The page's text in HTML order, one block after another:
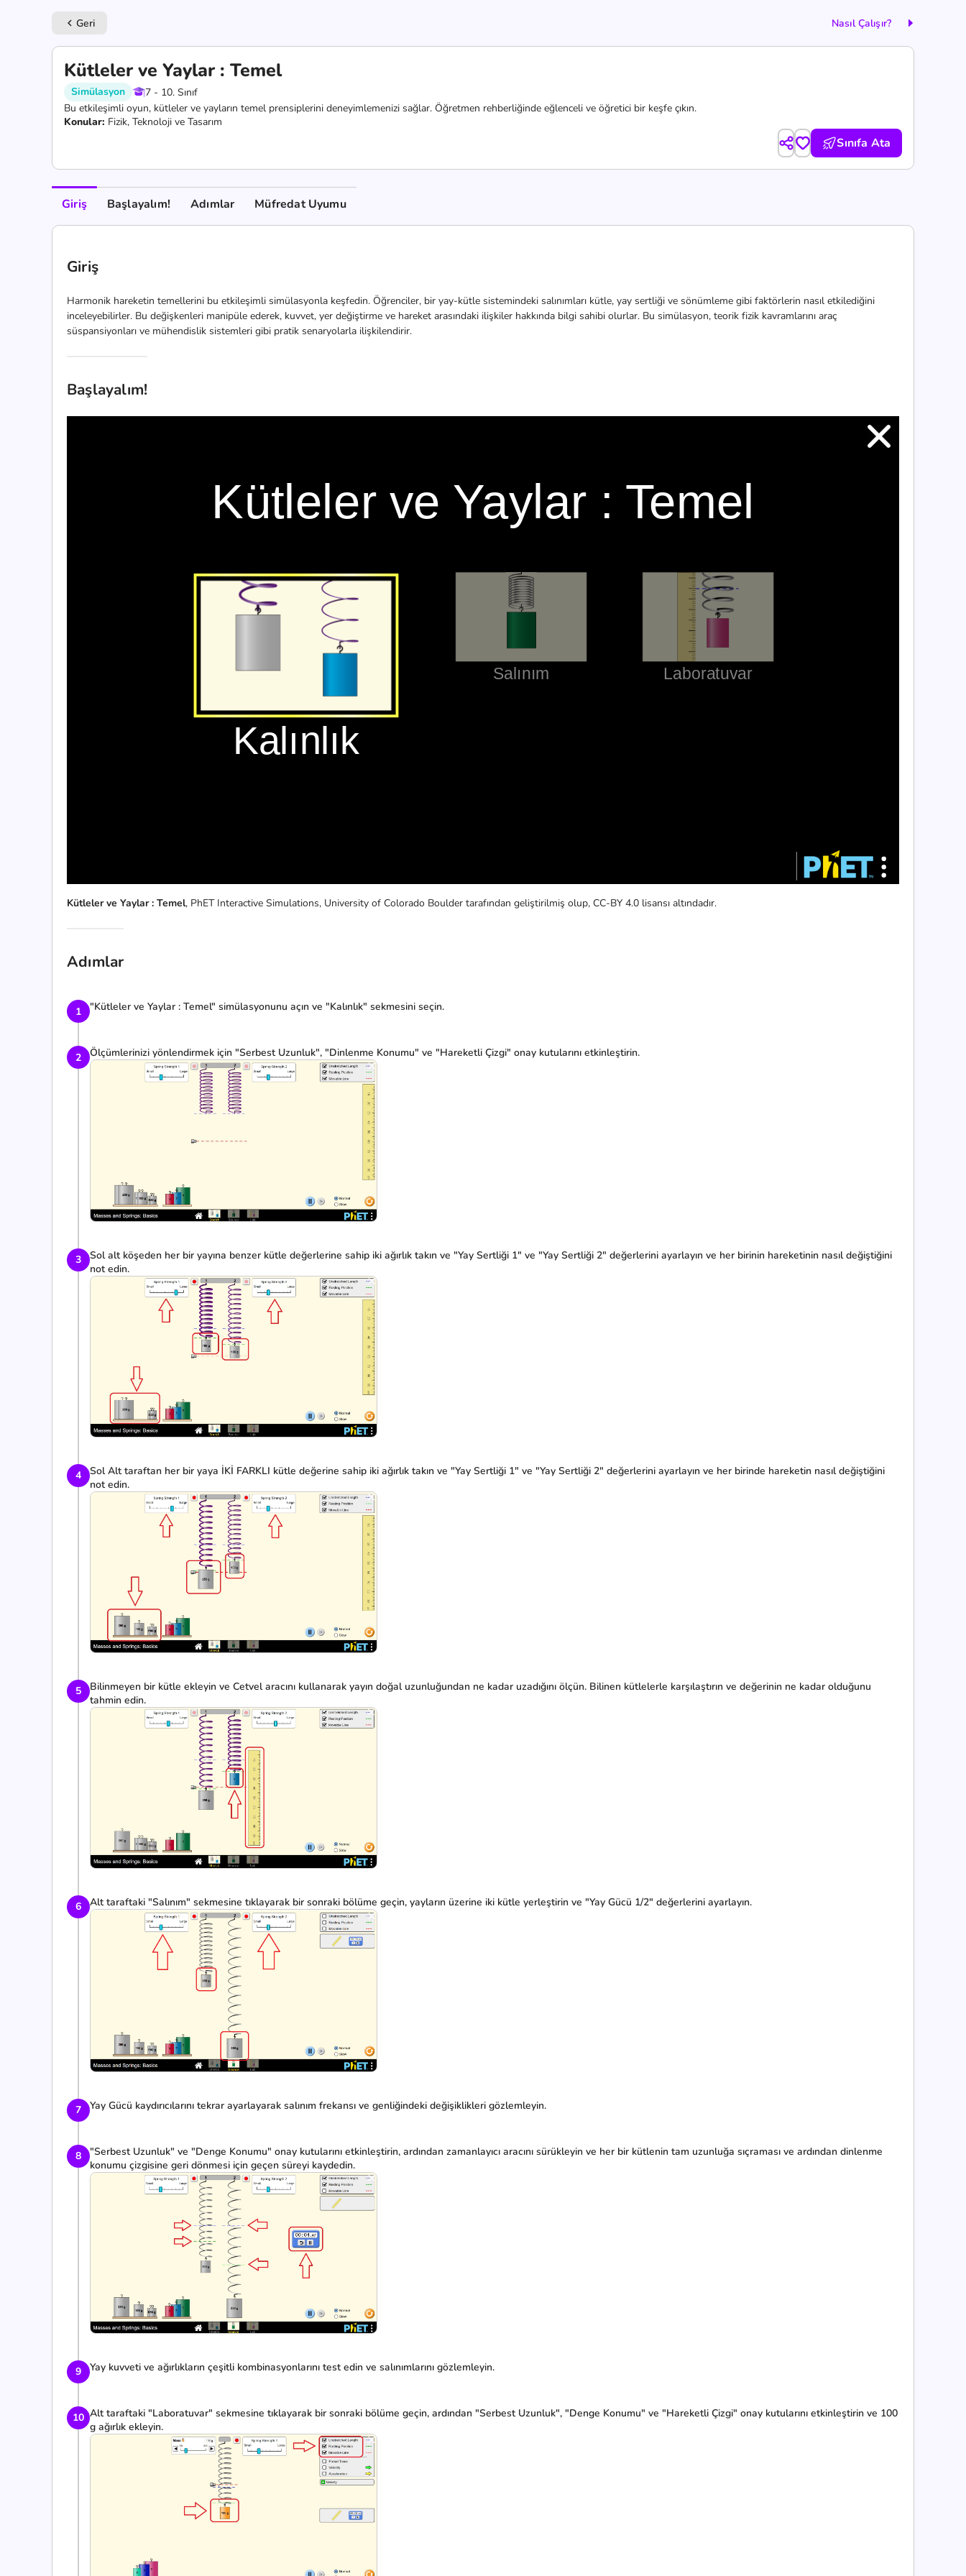
keyboard_arrow_left Geri Nasıl Çalışır?
Kütleler ve Yaylar : Temel
Simülasyon
7 - 10. Sınıf
Bu etkileşimli oyun, kütleler ve yayların temel prensiplerini deneyimlemenizi sağlar. Öğretmen rehberliğinde eğlenceli ve öğretici bir keşfe çıkın.
Konular: Fizik, Teknoloji ve Tasarım
Sınıfa Ata
Giriş Başlayalım! Adımlar Müfredat Uyumu
Giriş
Harmonik hareketin temellerini bu etkileşimli simülasyonla keşfedin. Öğrenciler, bir yay-kütle sistemindeki salınımları kütle, yay sertliği ve sönümleme gibi faktörlerin nasıl etkilediğini
inceleyebilirler. Bu değişkenleri manipüle ederek, kuvvet, yer değiştirme ve hareket arasındaki ilişkiler hakkında bilgi sahibi olurlar. Bu simülasyon, teorik fizik kavramlarını araç
süspansiyonları ve mühendislik sistemleri gibi pratik senaryolarla ilişkilendirir.
Başlayalım!
Kütleler ve Yaylar : Temel, PhET Interactive Simulations, University of Colorado Boulder tarafından geliştirilmiş olup, CC-BY 4.0 lisansı altındadır.
Adımlar
1 "Kütleler ve Yaylar : Temel" simülasyonunu açın ve "Kalınlık" sekmesini seçin.
2 Ölçümlerinizi yönlendirmek için "Serbest Uzunluk", "Dinlenme Konumu" ve "Hareketli Çizgi" onay kutularını etkinleştirin.
3
Sol alt köşeden her bir yayına benzer kütle değerlerine sahip iki ağırlık takın ve "Yay Sertliği 1" ve "Yay Sertliği 2" değerlerini ayarlayın ve her birinin hareketinin nasıl değiştiğini
not edin.
4
Sol Alt taraftan her bir yaya İKİ FARKLI kütle değerine sahip iki ağırlık takın ve "Yay Sertliği 1" ve "Yay Sertliği 2" değerlerini ayarlayın ve her birinde hareketin nasıl değiştiğini
not edin.
5
Bilinmeyen bir kütle ekleyin ve Cetvel aracını kullanarak yayın doğal uzunluğundan ne kadar uzadığını ölçün. Bilinen kütlelerle karşılaştırın ve değerinin ne kadar olduğunu
tahmin edin.
6 Alt taraftaki "Salınım" sekmesine tıklayarak bir sonraki bölüme geçin, yayların üzerine iki kütle yerleştirin ve "Yay Gücü 1/2" değerlerini ayarlayın.
7 Yay Gücü kaydırıcılarını tekrar ayarlayarak salınım frekansı ve genliğindeki değişiklikleri gözlemleyin.
8
"Serbest Uzunluk" ve "Denge Konumu" onay kutularını etkinleştirin, ardından zamanlayıcı aracını sürükleyin ve her bir kütlenin tam uzunluğa sıçraması ve ardından dinlenme
konumu çizgisine geri dönmesi için geçen süreyi kaydedin.
9 Yay kuvveti ve ağırlıkların çeşitli kombinasyonlarını test edin ve salınımlarını gözlemleyin.
10 Alt taraftaki "Laboratuvar" sekmesine tıklayarak bir sonraki bölüme geçin, ardından "Serbest Uzunluk", "Denge Konumu" ve "Hareketli Çizgi" onay kutularını etkinleştirin ve 100
g ağırlık ekleyin.